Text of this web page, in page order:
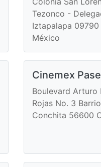
Tezonco -
Iztapalapa
México
Cinemex
Boulevard Arturo
Rojas No. 3
Conchita 56600